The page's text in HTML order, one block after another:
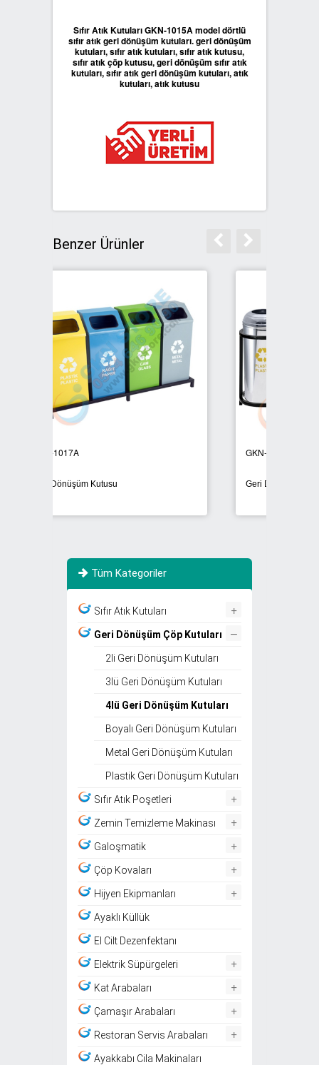
Sıfır Atık Kutuları GKN-1015A model dörtlü
sıfır atık geri dönüşüm kutuları. geri dönüşüm
kutuları, sıfır atık kutuları, sıfır atık kutusu,
sıfır atık çöp kutusu, geri dönüşüm sıfır atık
kutuları, sıfır atık geri dönüşüm kutuları, atık
kutuları, atık kutusu
Benzer Ürünler
Geri Dönüşüm Ünitesi
Tüm Kategoriler
Sıfır Atık Kutuları +
Geri Dönüşüm Çöp Kutuları –
2li Geri Dönüşüm Kutuları
3lü Geri Dönüşüm Kutuları
4lü Geri Dönüşüm Kutuları
Boyalı Geri Dönüşüm Kutuları
Metal Geri Dönüşüm Kutuları
Plastik Geri Dönüşüm Kutuları
Sıfır Atık Poşetleri +
Zemin Temizleme Makinası +
Galoşmatik +
Çöp Kovaları +
Hijyen Ekipmanları +
Ayaklı Küllük
El Cilt Dezenfektanı
Elektrik Süpürgeleri +
Kat Arabaları +
Çamaşır Arabaları +
Restoran Servis Arabaları +
Ayakkabı Cila Makinaları